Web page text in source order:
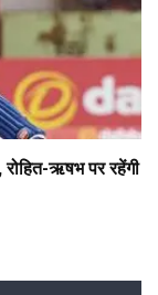
ऋषभ पर रहेंगी